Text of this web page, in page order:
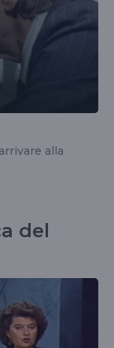
alla
del